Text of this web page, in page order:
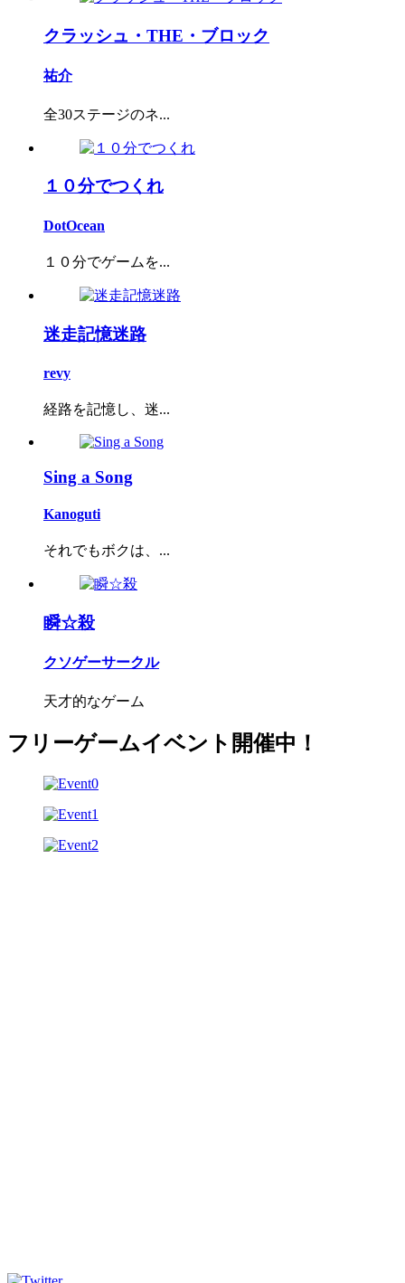
クラッシュ・THE・ブロック
祐介
全30ステージのネ...
１０分でつくれ
DotOcean
１０分でゲームを...
迷走記憶迷路
revy
経路を記憶し、迷...
Sing a Song
Kanoguti
それでもボクは、...
瞬☆殺
クソゲーサークル
天才的なゲーム
フリーゲームイベント開催中！